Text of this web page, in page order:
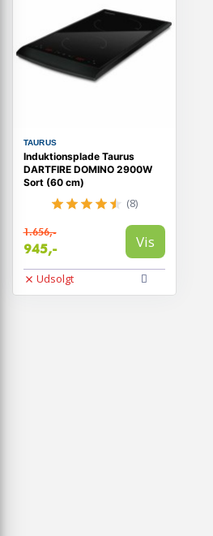
TAURUS
Induktionsplade Taurus
DARTFIRE DOMINO 2900W
Sort (60 cm)
(8)
1.656,-
945,- Vis
Udsolgt